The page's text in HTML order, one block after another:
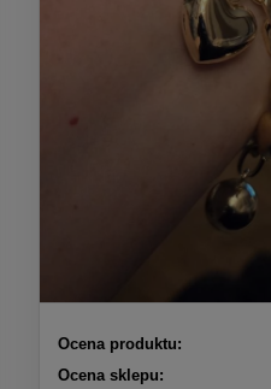
Ocena produktu:
Ocena sklepu: